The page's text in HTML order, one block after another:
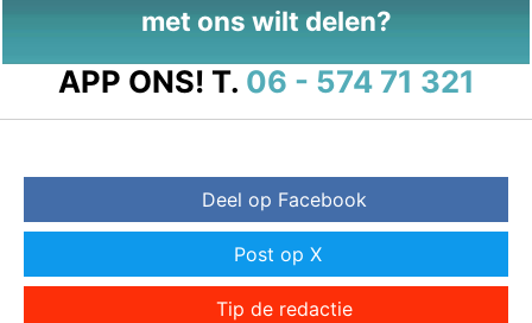
met ons wilt delen?
APP ONS! T. 06 - 574 71 321
Deel op Facebook
Post op X
Tip de redactie